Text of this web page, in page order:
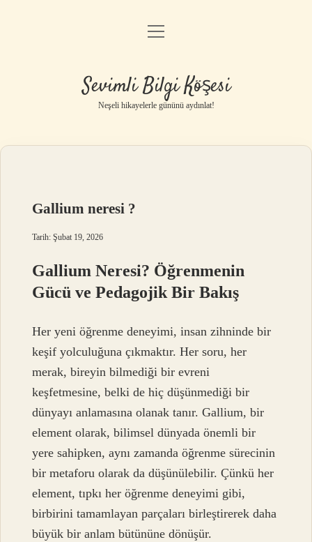
Anasayfa
Yasal Uyarı
menüyü
Sevimli Bilgi Köşesi
Neşeli hikayelerle gününü aydınlat!
Gallium neresi ?
Tarih: Şubat 19, 2026
Gallium Neresi? Öğrenmenin
Gücü ve Pedagojik Bir Bakış
Her yeni öğrenme deneyimi, insan zihninde bir
keşif yolculuğuna çıkmaktır. Her soru, her
merak, bireyin bilmediği bir evreni
keşfetmesine, belki de hiç düşünmediği bir
dünyayı anlamasına olanak tanır. Gallium, bir
element olarak, bilimsel dünyada önemli bir
yere sahipken, aynı zamanda öğrenme sürecinin
bir metaforu olarak da düşünülebilir. Çünkü her
element, tıpkı her öğrenme deneyimi gibi,
birbirini tamamlayan parçaları birleştirerek daha
büyük bir anlam bütününe dönüşür.